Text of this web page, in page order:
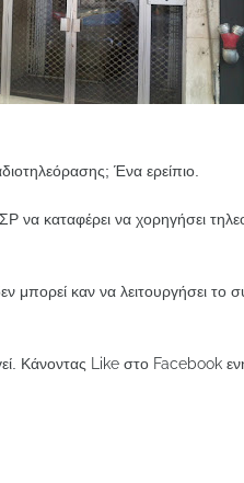
Ένα ερείπιο.
να καταφέρει να χορηγήσει
μπορεί καν να λειτουργήσει
Κάνοντας Like στο Facebook